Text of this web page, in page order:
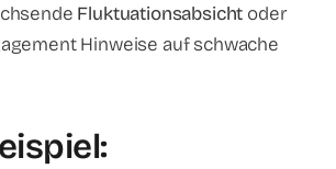
Fluktuationsabsicht oder
Hinweise auf schwache